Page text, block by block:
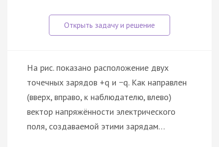
На рис. показано расположение двух
точечных зарядов +q и −q. Как направлен
(вверх, вправо, к наблюдателю, влево)
вектор напряжённости электрического
поля, создаваемой этими зарядам…